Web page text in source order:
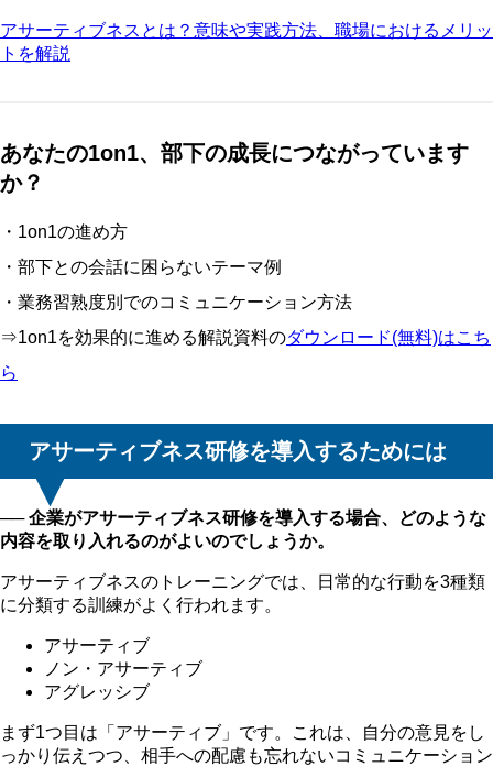
アサーティブネスとは？意味や実践方法、職場におけるメリッ
トを解説
あなたの1on1、部下の成長につながっています
か？
・1on1の進め方
・部下との会話に困らないテーマ例
・業務習熟度別でのコミュニケーション方法
⇒1on1を効果的に進める解説資料のダウンロード(無料)はこち
ら
アサーティブネス研修を導入するためには
── 企業がアサーティブネス研修を導入する場合、どのような
内容を取り入れるのがよいのでしょうか。
アサーティブネスのトレーニングでは、日常的な行動を3種類
に分類する訓練がよく行われます。
アサーティブ
ノン・アサーティブ
アグレッシブ
まず1つ目は「アサーティブ」です。これは、自分の意見をし
っかり伝えつつ、相手への配慮も忘れないコミュニケーション